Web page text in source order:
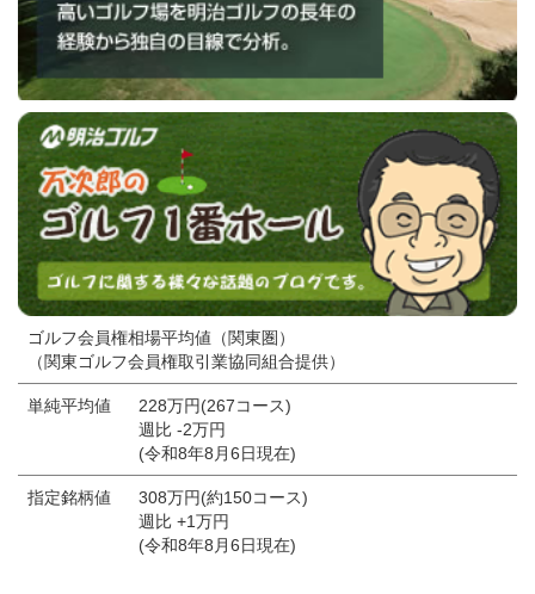
ゴルフ会員権相場平均値（関東圏）
（関東ゴルフ会員権取引業協同組合提供）
単純平均値
228万円(267コース)
週比 -2万円
(令和8年8月6日現在)
指定銘柄値
308万円(約150コース)
週比 +1万円
(令和8年8月6日現在)